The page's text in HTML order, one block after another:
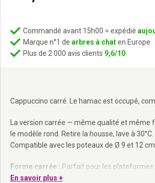
Cappuccino carré. Le hamac est occupé,
La version carrée — même qualité et même
le modèle rond. Retire la housse, lave à 30°C.
Compatible avec les poteaux de Ø 9 et 12
Forme carrée : Parfait pour les plateformes
arbres à chat.
En savoir plus +
Commandé avant 15h00 = expédié
Marque n°1 de arbres à chaten Europe
Plus de 2 000 avis clients 9,6/10